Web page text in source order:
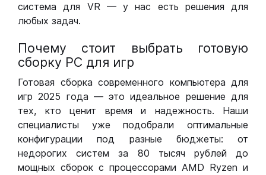
система для VR — у нас есть решения для
любых задач.
Почему стоит выбрать готовую
сборку РС для игр
Готовая сборка современного компьютера для
игр 2025 года — это идеальное решение для
тех, кто ценит время и надежность. Наши
специалисты уже подобрали оптимальные
конфигурации под разные бюджеты: от
недорогих систем за 80 тысяч рублей до
мощных сборок с процессорами AMD Ryzen и